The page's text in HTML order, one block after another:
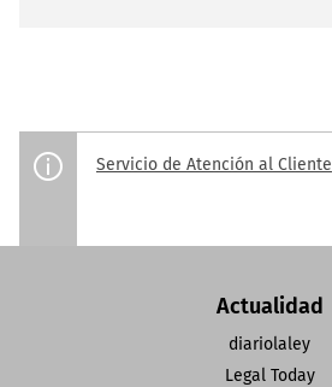
Servicio de Atención al Cliente
Actualidad
diariolaley
Legal Today